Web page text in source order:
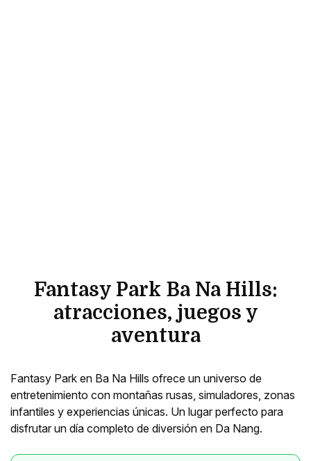
Fantasy Park Ba Na Hills:
atracciones, juegos y
aventura
Fantasy Park en Ba Na Hills ofrece un universo de
entretenimiento con montañas rusas, simuladores, zonas
infantiles y experiencias únicas. Un lugar perfecto para
disfrutar un día completo de diversión en Da Nang.